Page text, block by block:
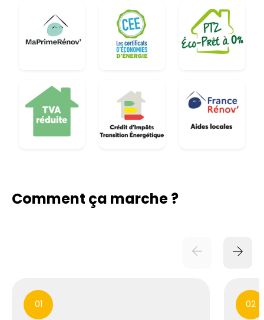
Comment ça marche ?
01 02